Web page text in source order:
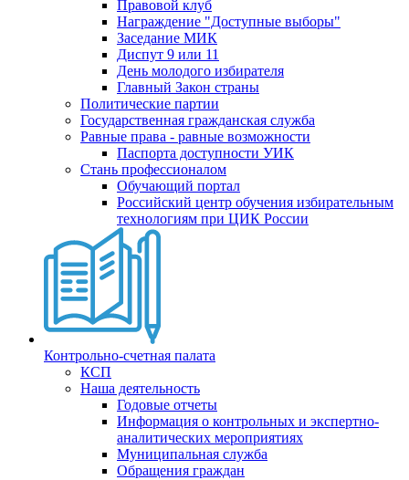
Правовой клуб
Награждение "Доступные выборы"
Заседание МИК
Диспут 9 или 11
День молодого избирателя
Главный Закон страны
Политические партии
Государственная гражданская служба
Равные права - равные возможности
Паспорта доступности УИК
Стань профессионалом
Обучающий портал
Российский центр обучения избирательным
технологиям при ЦИК России
Контрольно-счетная палата
КСП
Наша деятельность
Годовые отчеты
Информация о контрольных и экспертно-
аналитических мероприятиях
Муниципальная служба
Обращения граждан